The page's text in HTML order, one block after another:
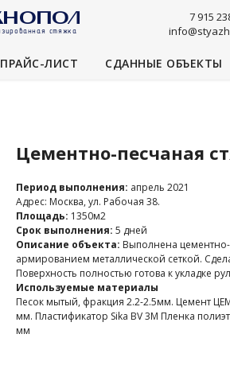
7 915
ПРАЙС-ЛИСТ СДАННЫЕ ОБЪЕКТЫ
Цементно-песчаная
Период выполнения: апрель 2021
Адрес: Москва, ул. Рабочая 38.
Площадь: 1350м2
Срок выполнения: 5 дней
Описание объекта: Выполнена
армированием металлической сеткой.
Поверхность полностью готова к укладке
Используемые материалы
Песок мытый, фракция 2.2-2.5мм. Цемент
мм. Пластификатор Sika BV 3M Пленка
мм